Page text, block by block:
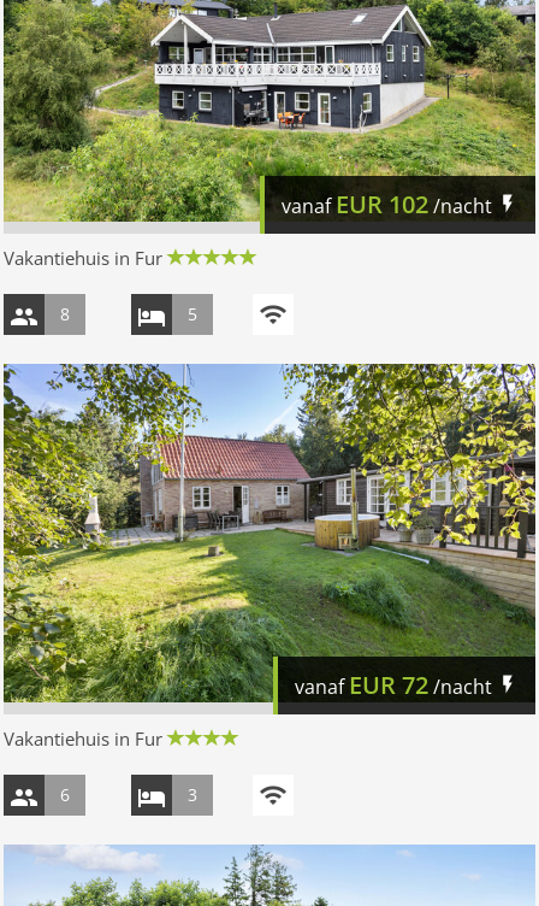
vanafEUR 102/nacht
Vakantiehuis in Fur
8 5
vanaf EUR72/nacht
Vakantiehuis in Fur
6 3